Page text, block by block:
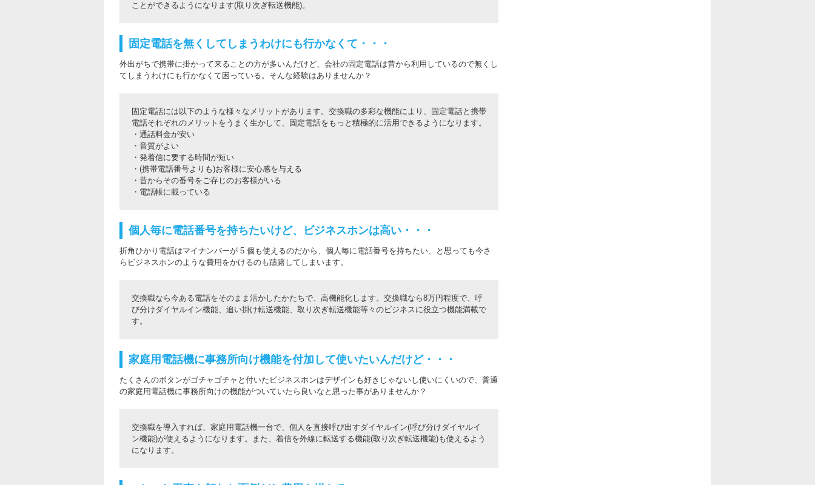
ことができるようになります(取り次ぎ転送機能)。
固定電話を無くしてしまうわけにも行かなくて・・・
外出がちで携帯に掛かって来ることの方が多いんだけど、会社の固定電話は昔から利用しているので無くし
てしまうわけにも行かなくて困っている。そんな経験はありませんか？
固定電話には以下のような様々なメリットがあります。交換職の多彩な機能により、固定電話と携帯
電話それぞれのメリットをうまく生かして、固定電話をもっと積極的に活用できるようになります。
・通話料金が安い
・音質がよい
・発着信に要する時間が短い
・(携帯電話番号よりも)お客様に安心感を与える
・昔からその番号をご存じのお客様がいる
・電話帳に載っている
個人毎に電話番号を持ちたいけど、ビジネスホンは高い・・・
折角ひかり電話はマイナンバーが 5 個も使えるのだから、個人毎に電話番号を持ちたい、と思っても今さ
らビジネスホンのような費用をかけるのも躊躇してしまいます。
交換職なら今ある電話をそのまま活かしたかたちで、高機能化します。交換職なら8万円程度で、呼
び分けダイヤルイン機能、追い掛け転送機能、取り次ぎ転送機能等々のビジネスに役立つ機能満載で
す。
家庭用電話機に事務所向け機能を付加して使いたいんだけど・・・
たくさんのボタンがゴチャゴチャと付いたビジネスホンはデザインも好きじゃないし使いにくいので、普通
の家庭用電話機に事務所向けの機能がついていたら良いなと思った事がありませんか？
交換職を導入すれば、家庭用電話機一台で、個人を直接呼び出すダイヤルイン(呼び分けダイヤルイ
ン機能)が使えるようになります。また、着信を外線に転送する機能(取り次ぎ転送機能)も使えるよう
になります。